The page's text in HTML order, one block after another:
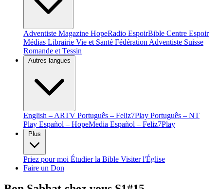
Adventiste Magazine HopeRadio EspoirBible Centre Espoir
Médias Librairie Vie et Santé Fédération Adventiste Suisse
Romande et Tessin
Autres langues
English – ARTV Português – Feliz7Play Português – NT
Play Español – HopeMedia Español – Feliz7Play
Plus
Priez pour moi Étudier la Bible Visiter l'Église
Faire un Don